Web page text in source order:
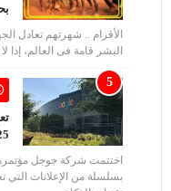
الأقزام .. شهرتهم تعادل
البشر قامة فى العالم، إذا
بسلسلة من الإعلانات